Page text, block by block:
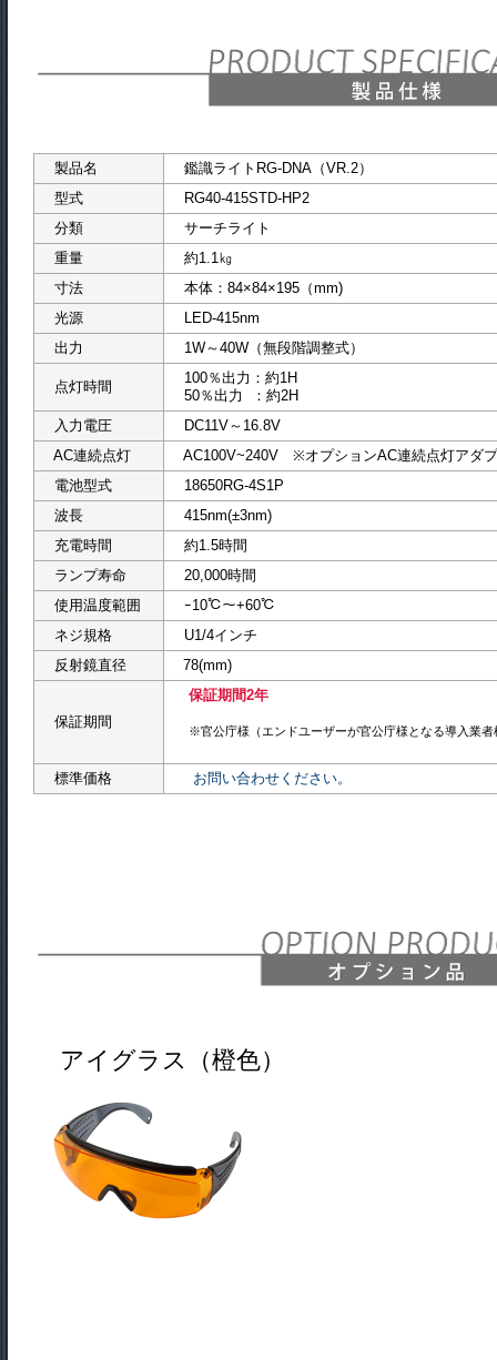
製品名
鑑識ライトRG-DNA（VR.2）
型式
RG40-
分類
サーチライト
重量
約1.1㎏
寸法
本体：84×84×195（mm)
光源
LED-415nm
出力
1W～40W（無段階調整式）
点灯時間
100％出力：約1H
50％出力 ：約2H
入力電圧
DC11V～16.8V
AC連続点灯
AC100V~240V ※オプションAC連続点灯アダ
電池型式
18650RG-4S1P
波長
415nm(±3nm)
充電時間
約1.5時間
ランプ寿命
20,000時間
使用温度範囲
ｰ10℃～+60℃
ネジ規格
U1/4インチ
反射鏡直径
78(mm)
保証期間
保証期間2年
※官公庁様（エンドユーザーが官公庁様となる導入業
標準価格 お問い合わせください。
アイグラス（橙色）